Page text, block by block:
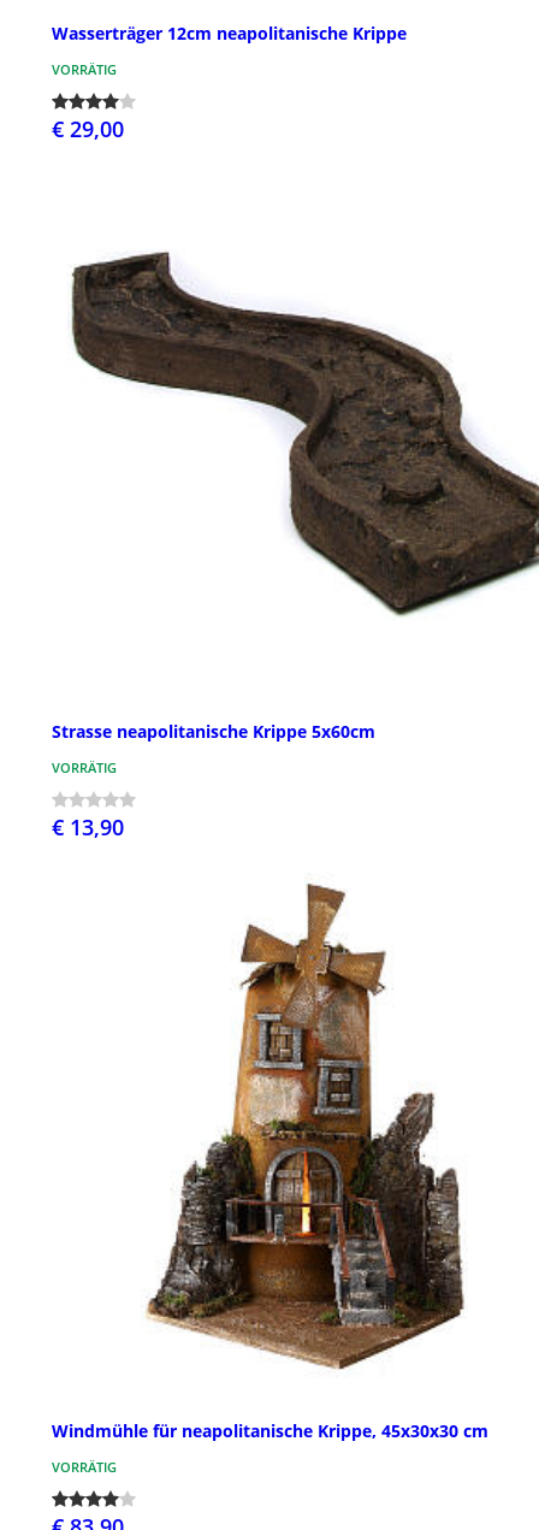
Wasserträger 12cm neapolitanische Krippe
VORRÄTIG
€ 29,00
Strasse neapolitanische Krippe 5x60cm
VORRÄTIG
€ 13,90
Windmühle für neapolitanische Krippe, 45x30x30 cm
VORRÄTIG